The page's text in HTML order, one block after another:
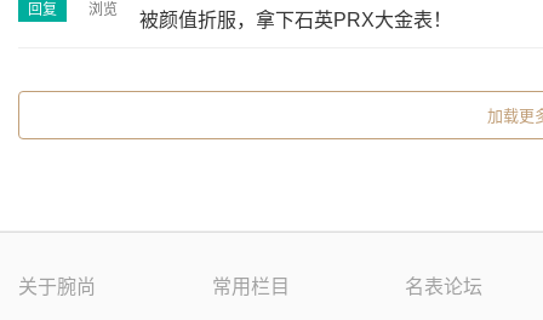
回复
浏览
被颜值折服，拿下石英PRX大金表！
加载更
关于腕尚 常用栏目 名表论坛